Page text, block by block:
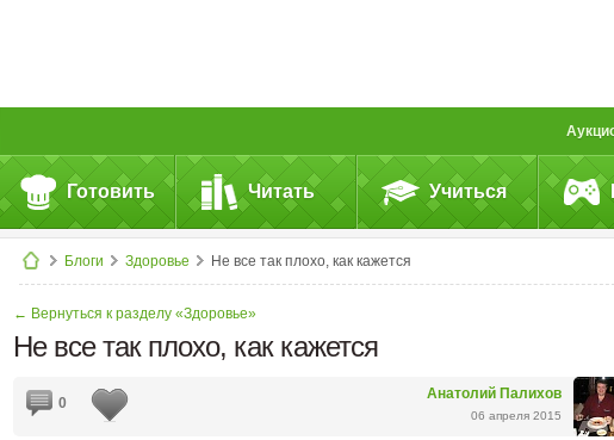
Готовить Читать Учиться
Блоги Здоровье Не все так плохо, как кажется
← Вернуться к разделу «Здоровье»
Не все так плохо, как кажется
Анатолий Палихов
06 апреля 2015
0